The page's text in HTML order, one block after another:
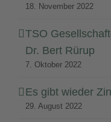
18. November 2022
TSO
Dr. Bert Rürup
7. Oktober 2022
Es gibt wieder
29. August 2022